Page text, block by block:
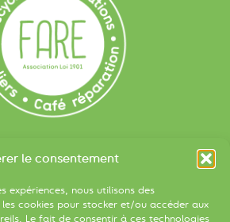
le consentement
expériences, nous utilisons des
cookies pour stocker et/ou accéder aux
Le fait de consentir à ces technologies
utiles
à la newsletter